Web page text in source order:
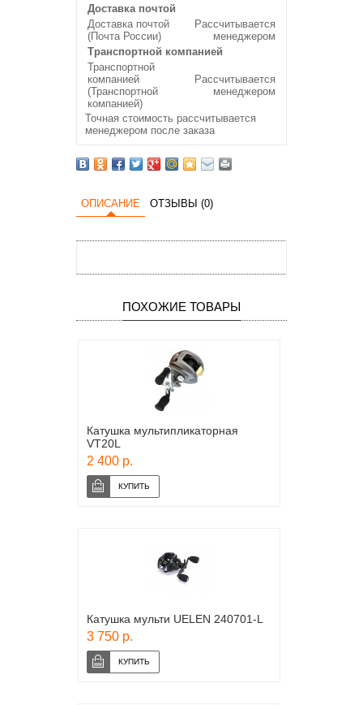
Доставка почтой
Доставка почтой
(Почта России)
Рассчитывается
менеджером
Транспортной компанией
Транспортной
компанией
(Транспортной
компанией)
Рассчитывается
менеджером
Точная стоимость рассчитывается
менеджером после заказа
ОПИСАНИЕ ОТЗЫВЫ (0)
ПОХОЖИЕ ТОВАРЫ
Катушка мультипликаторная
VT20L
2 400 р.
Катушка мульти UELEN 240701-L
3 750 р.